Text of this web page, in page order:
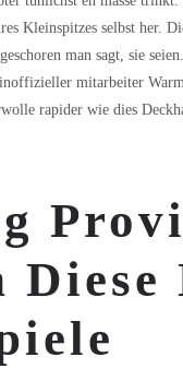
Kleinspitzes selbst her.
man sagt, sie
mitarbeiter
rapider wie dies
Diese